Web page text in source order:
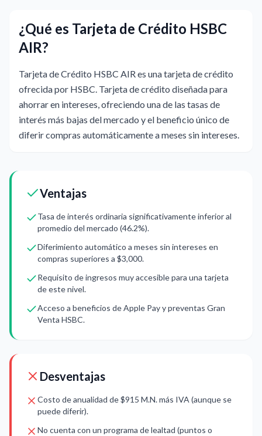
¿Qué es Tarjeta de Crédito HSBC
AIR?
Tarjeta de Crédito HSBC AIR es una tarjeta de crédito
ofrecida por HSBC. Tarjeta de crédito diseñada para
ahorrar en intereses, ofreciendo una de las tasas de
interés más bajas del mercado y el beneficio único de
diferir compras automáticamente a meses sin intereses.
Ventajas
Tasa de interés ordinaria significativamente inferior al
promedio del mercado (46.2%).
Diferimiento automático a meses sin intereses en
compras superiores a $3,000.
Requisito de ingresos muy accesible para una tarjeta
de este nivel.
Acceso a beneficios de Apple Pay y preventas Gran
Venta HSBC.
Desventajas
Costo de anualidad de $915 M.N. más IVA (aunque se
puede diferir).
No cuenta con un programa de lealtad (puntos o